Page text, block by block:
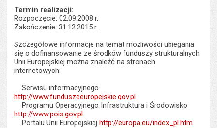
Termin realizacji:
Rozpoczęcie: 02.09.2008 r.
Zakończenie: 31.12.2015 r.
Szczegółowe informacje na temat możliwości ubiegania
się o dofinansowanie ze środków funduszy strukturalnych
Unii Europejskiej można znaleźć na stronach
internetowych:
Serwisu informacyjnego
http://www.funduszeeuropejskie.gov.pl
Programu Operacyjnego Infrastruktura i Środowisko
http://www.pois.gov.pl
Portalu Unii Europejskiejhttp://europa.eu/index_pl.htm